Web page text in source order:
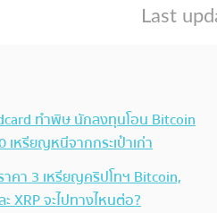
ทำพิษ นักลงทุนโอน Bitcoin
เหรียญหนีจากกระเป๋าเก่า
คา 3 เหรียญคริปโทฯ Bitcoin,
XRP จะไปทางไหนต่อ?